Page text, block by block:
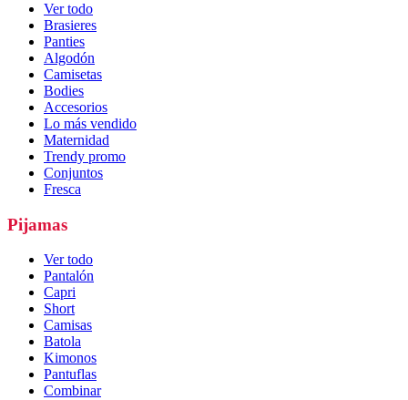
Ver todo
Brasieres
Panties
Algodón
Camisetas
Bodies
Accesorios
Lo más vendido
Maternidad
Trendy promo
Conjuntos
Fresca
Pijamas
Ver todo
Pantalón
Capri
Short
Camisas
Batola
Kimonos
Pantuflas
Combinar